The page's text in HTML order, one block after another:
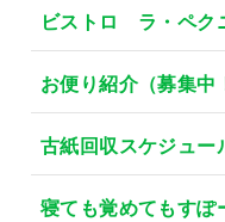
ビストロ ラ・ペク
お便り紹介（募集中
古紙回収スケジュー
寝ても覚めてもすぽ